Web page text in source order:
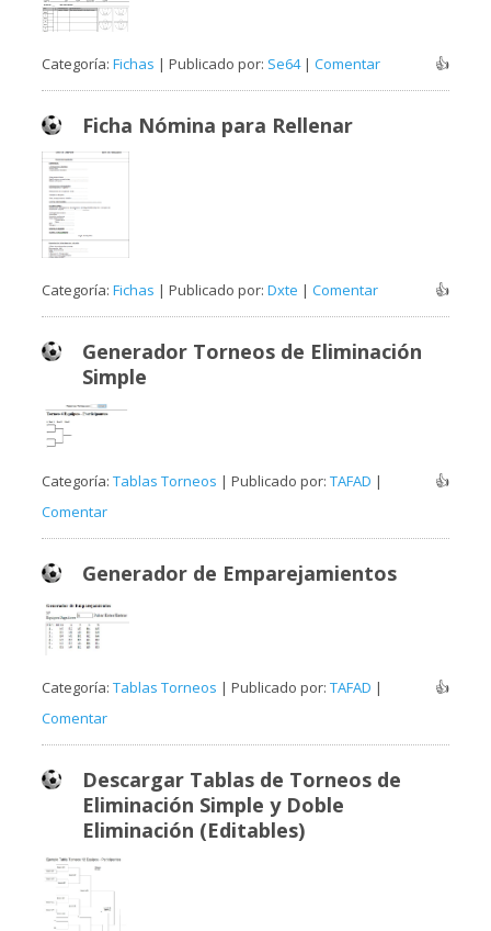
👍
Categoría: Fichas | Publicado por: Se64| Comentar
Ficha Nómina para Rellenar
👍
Categoría: Fichas | Publicado por: Dxte | Comentar
Generador Torneos de Eliminación
Simple
👍
Categoría: Tablas Torneos | Publicado por: TAFAD |
Comentar
Generador de Emparejamientos
👍
Categoría: Tablas Torneos | Publicado por: TAFAD |
Comentar
Descargar Tablas de Torneos de
Eliminación Simple y Doble
Eliminación (Editables)